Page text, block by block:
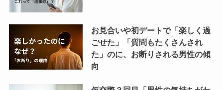
お見合いや初デートで「楽しく過
ごせた」「質問もたくさんされ
た」のに、お断りされる男性の傾
向